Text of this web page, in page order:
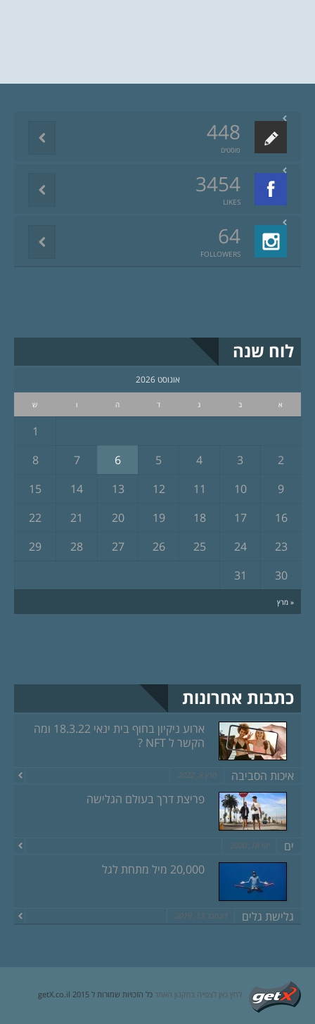
448
פוסטים
3454
LIKES
64
FOLLOWERS
לוח שנה
אוגוסט 2026
א ב ג ד ה ו ש
« מרץ
1
2
3
4
5
6
7
8
9
10
11
12
13
14
15
16
17
18
19
20
21
22
23
24
25
26
27
28
29
30
31
כתבות אחרונות
ארוע ניקיון בחוף בית ינאי 18.3.22 ומה
הקשר ל NFT ?
איכות הסביבה מרץ 8, 2022
פריצת דרך בעולם הגלישה
ים יוני 18, 2020
20,000 מיל מתחת לגל
גלישת גלים דצמבר 13, 2019
לחץ כאן לצפייה בתקנון האתר כל הזכויות שמורות ל getX.co.il 2015